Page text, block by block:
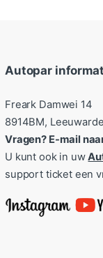
Autopar
Freark Damwei 14
8914BM,
Vragen? E-mail
U kunt ook in uw
support ticket een